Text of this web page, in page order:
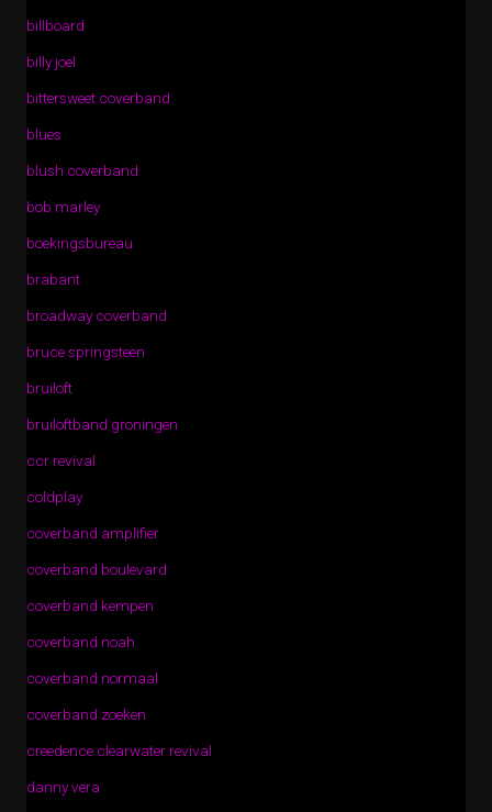
billboard
billy joel
bittersweet coverband
blues
blush coverband
bob marley
boekingsbureau
brabant
broadway coverband
bruce springsteen
bruiloft
bruiloftband groningen
ccr revival
coldplay
coverband amplifier
coverband boulevard
coverband kempen
coverband noah
coverband normaal
coverband zoeken
creedence clearwater revival
danny vera